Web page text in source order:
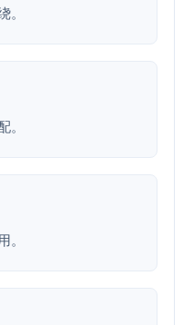
。
。
。